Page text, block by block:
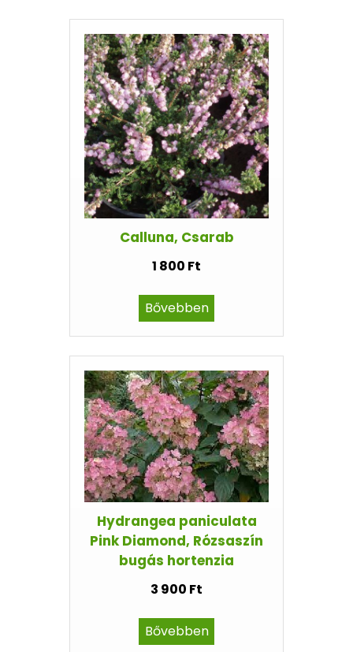
Calluna, Csarab
1 800 Ft
Bővebben
Hydrangea paniculata
Pink Diamond, Rózsaszín
bugás hortenzia
3 900 Ft
Bővebben